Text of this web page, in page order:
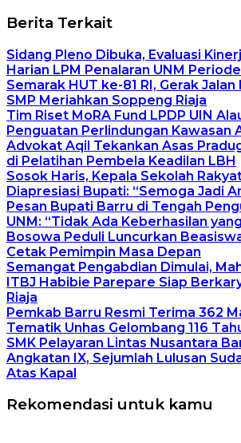
Berita Terkait
Sidang Pleno Dibuka, Evaluasi
Harian LPM Penalaran UNM
Semarak HUT ke-81 RI, Gerak Jalan
SMP Meriahkan Soppeng Riaja
Tim Riset MoRA Fund LPDP UIN
Penguatan Perlindungan Kawasan
Advokat Aqil Tekankan Asas
di Pelatihan Pembela Keadilan LBH
Sosok Haris, Kepala Sekolah
Diapresiasi Bupati: “Semoga Jadi
Pesan Bupati Barru di Tengah
UNM: “Tidak Ada Keberhasilan
Bosowa Peduli Luncurkan
Cetak Pemimpin Masa Depan
Semangat Pengabdian Dimulai,
ITBJ Habibie Parepare Siap
Riaja
Pemkab Barru Resmi Terima 362
Tematik Unhas Gelombang 116
SMK Pelayaran Lintas Nusantara
Angkatan IX, Sejumlah Lulusan
Atas Kapal
Rekomendasi untuk kamu